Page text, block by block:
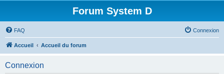
Forum System D
FAQ Connexion
Accueil Accueil du forum
Connexion